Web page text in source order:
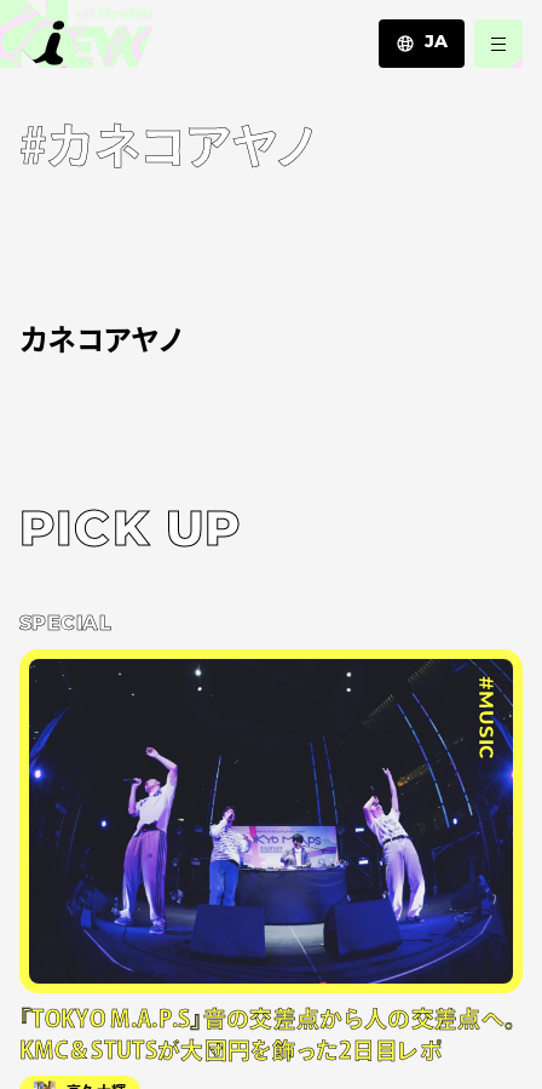
JA
#カネコアヤノ
カネコアヤノ
PICK UP
SPECIAL
#MUSIC
『TOKYO M.A.P.S』音の交差点から人の交差点へ。
KMC＆STUTSが大団円を飾った2日目レポ